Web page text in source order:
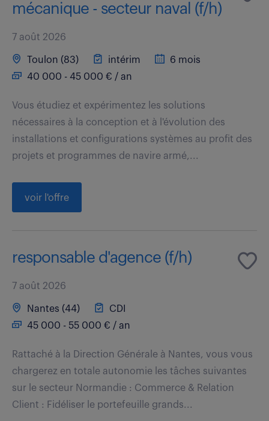
mécanique - secteur naval (f/h)
7 août 2026
Toulon (83) intérim
6 mois
40 000 - 45 000 € / an
Vous étudiez et expérimentez les solutions
nécessaires à la conception et à l'évolution des
installations et configurations systèmes au profit des
projets et programmes de navire armé,...
voir l'offre
responsable d'agence (f/h)
7 août 2026
Nantes (44)
CDI
45 000 - 55 000 € / an
Rattaché à la Direction Générale à Nantes, vous vous
chargerez en totale autonomie les tâches suivantes
sur le secteur Normandie : Commerce & Relation
Client : Fidéliser le portefeuille grands...